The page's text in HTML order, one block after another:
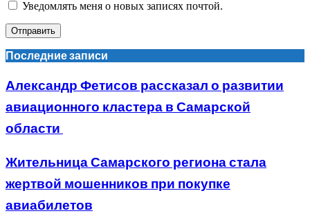
Уведомлять меня о новых записях почтой.
Последние записи
Александр Фетисов рассказал о развитии
авиационного кластера в Самарской
области
Жительница Самарского региона стала
жертвой мошенников при покупке
авиабилетов